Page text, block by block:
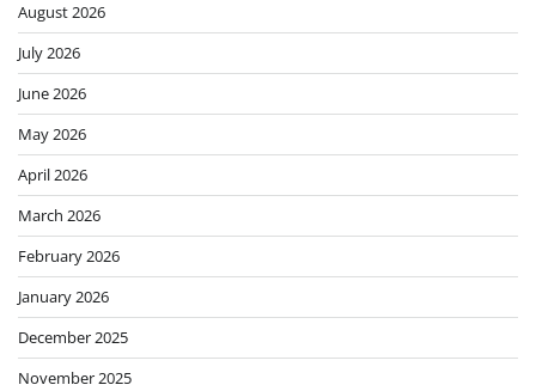
August 2026
July 2026
June 2026
May 2026
April 2026
March 2026
February 2026
January 2026
December 2025
November 2025